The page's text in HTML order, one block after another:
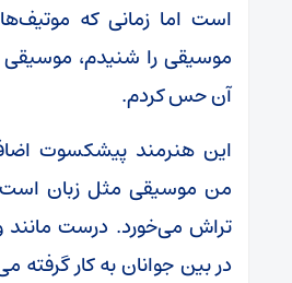
است اما زمانی که
موسیقی را شنیدم،
آن حس کردم.
این هنرمند پیشکسوت
من موسیقی مثل زبان
تراش می‌خورد. درست مانند
در بین جوانان به کار